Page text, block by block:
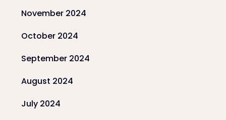
November 2024
October 2024
September 2024
August 2024
July 2024